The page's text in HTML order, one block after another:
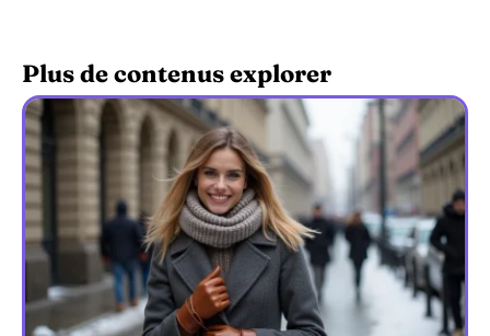
Plus de contenus explorer